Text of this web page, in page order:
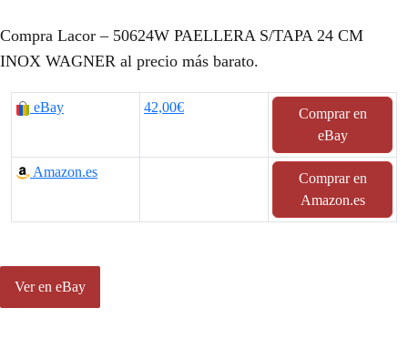
Compra Lacor – 50624W PAELLERA S/TAPA 24 CM
INOX WAGNER al precio más barato.
eBay 42,00€
Comprar en
eBay
Amazon.es
Comprar en
Amazon.es
Ver en eBay